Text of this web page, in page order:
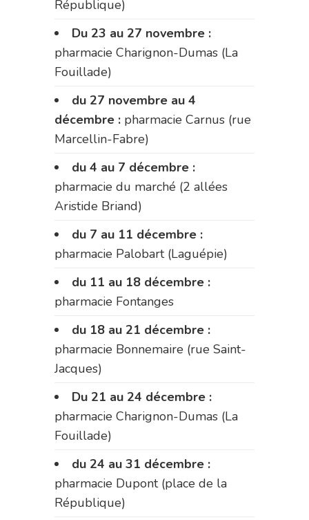
République)
Du 23 au 27 novembre :
pharmacie Charignon-Dumas (La
Fouillade)
du 27 novembre au 4
décembre : pharmacie Carnus (rue
Marcellin-Fabre)
du 4 au 7 décembre :
pharmacie du marché (2 allées
Aristide Briand)
du 7 au 11 décembre :
pharmacie Palobart (Laguépie)
du 11 au 18 décembre :
pharmacie Fontanges
du 18 au 21 décembre :
pharmacie Bonnemaire (rue Saint-
Jacques)
Du 21 au 24 décembre :
pharmacie Charignon-Dumas (La
Fouillade)
du 24 au 31 décembre :
pharmacie Dupont (place de la
République)